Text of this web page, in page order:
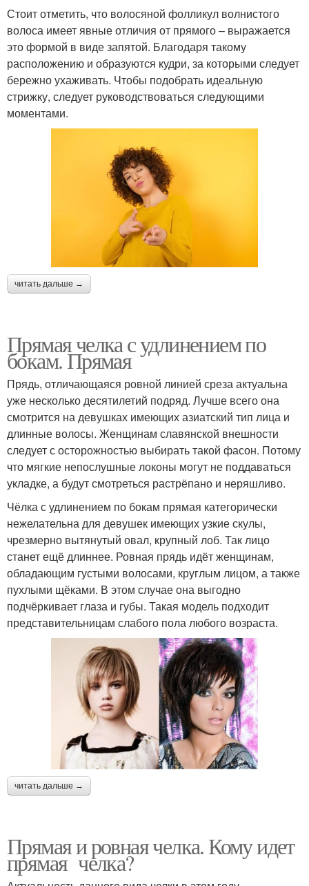
Стоит отметить, что волосяной фолликул волнистого
волоса имеет явные отличия от прямого – выражается
это формой в виде запятой. Благодаря такому
расположению и образуются кудри, за которыми следует
бережно ухаживать. Чтобы подобрать идеальную
стрижку, следует руководствоваться следующими
моментами.
читать дальше →
Прямая челка с удлинением по
бокам. Прямая
Прядь, отличающаяся ровной линией среза актуальна
уже несколько десятилетий подряд. Лучше всего она
смотрится на девушках имеющих азиатский тип лица и
длинные волосы. Женщинам славянской внешности
следует с осторожностью выбирать такой фасон. Потому
что мягкие непослушные локоны могут не поддаваться
укладке, а будут смотреться растрёпано и неряшливо.
Чёлка с удлинением по бокам прямая категорически
нежелательна для девушек имеющих узкие скулы,
чрезмерно вытянутый овал, крупный лоб. Так лицо
станет ещё длиннее. Ровная прядь идёт женщинам,
обладающим густыми волосами, круглым лицом, а также
пухлыми щёками. В этом случае она выгодно
подчёркивает глаза и губы. Такая модель подходит
представительницам слабого пола любого возраста.
читать дальше →
Прямая и ровная челка. Кому идет
прямая челка?